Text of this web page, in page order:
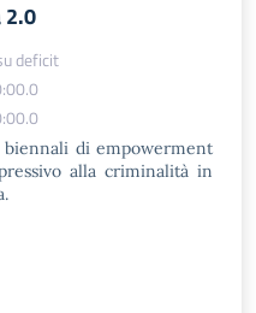
2.0
deficit
di empowerment
alla criminalità in